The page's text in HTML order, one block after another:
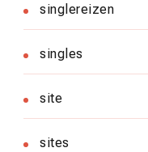
singlereizen
singles
site
sites